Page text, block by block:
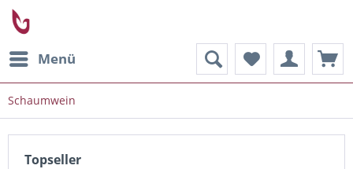
Menü
Schaumwein
Topseller